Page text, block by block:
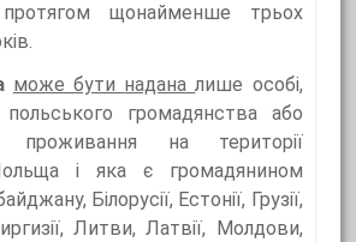
щонайменше трьох
може бути наданалише особі,
громадянства або
на території
і яка є громадянином
Білорусії, Естонії, Грузії,
Литви, Латвії, Молдови,